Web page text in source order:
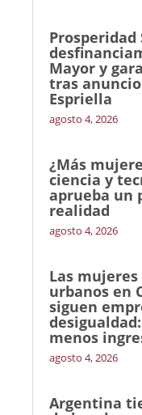
Mayor y
tras
Espriella
agosto 4, 2026
¿Más
ciencia y
aprueba un
realidad
agosto 4, 2026
Las
urbanos en
siguen
menos
agosto 4, 2026
Argentina